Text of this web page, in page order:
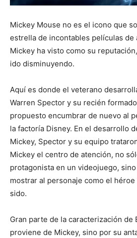
Mickey Mouse no es el icono que
estrella de incontables películas de
Mickey ha visto como su
ido disminuyendo.
Aquí es donde el veterano
Warren Spector y su recién
propuesto encumbrar de nuevo al
la factoría Disney. En el desarrollo
Mickey, Spector y su equipo
Mickey el centro de atención, no
protagonista en un videojuego,
mostrar al personaje como el
sido.
Gran parte de la caracterización de
proviene de Mickey, sino por su